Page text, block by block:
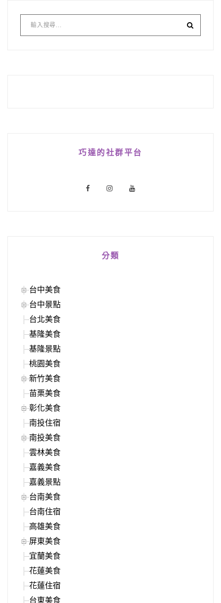
巧達的社群平台
分類
台中美食
台中景點
台北美食
基隆美食
基隆景點
桃園美食
新竹美食
苗栗美食
彰化美食
南投住宿
南投美食
雲林美食
嘉義美食
嘉義景點
台南美食
台南住宿
高雄美食
屏東美食
宜蘭美食
花蓮美食
花蓮住宿
台東美食